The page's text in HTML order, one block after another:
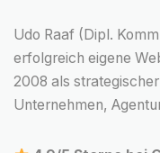
Udo Raaf (Dipl.
erfolgreich eigene
2008 als
Unternehmen,